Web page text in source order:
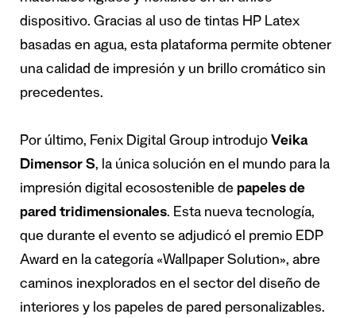
dispositivo. Gracias al uso de tintas HP Latex
basadas en agua, esta plataforma permite obtener
una calidad de impresión y un brillo cromático sin
precedentes.
Por último, Fenix Digital Group introdujo Veika
Dimensor S, la única solución en el mundo para la
impresión digital ecosostenible de papeles de
pared tridimensionales. Esta nueva tecnología,
que durante el evento se adjudicó el premio EDP
Award en la categoría «Wallpaper Solution», abre
caminos inexplorados en el sector del diseño de
interiores y los papeles de pared personalizables.